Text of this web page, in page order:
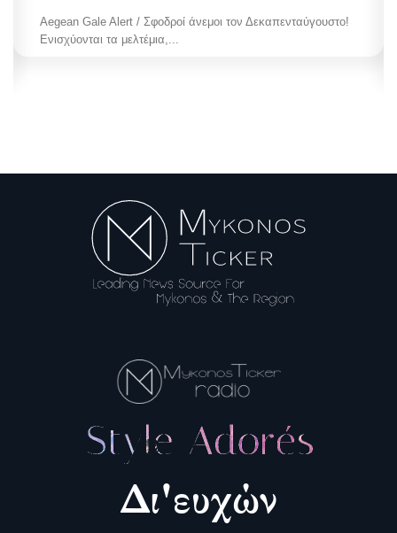
Aegean Gale Alert / Σφοδροί άνεμοι τον Δεκαπενταύγουστο!
Ενισχύονται τα μελτέμια,...